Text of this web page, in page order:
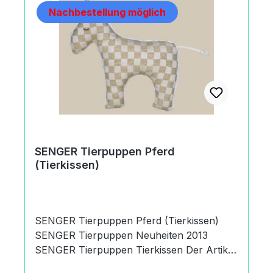
Produktsicherheitsverordnung) Toynamics
Europe GmbHAlsfelder Straße35325
Mücke, Germany+49 (0) 6400-95 87
260info@senger-naturwelt.de
https://senger-naturwelt.de
Nachbestellung möglich
SENGER Tierpuppen Pferd
(Tierkissen)
SENGER Tierpuppen Pferd (Tierkissen)
SENGER Tierpuppen Neuheiten 2013
SENGER Tierpuppen Tierkissen Der Artikel